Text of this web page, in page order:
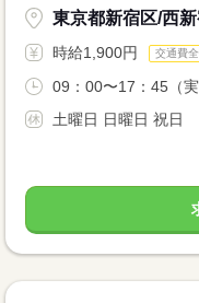
東京都新宿区/西新
時給1,900円 交通費
09：00〜17：45（
土曜日 日曜日 祝日